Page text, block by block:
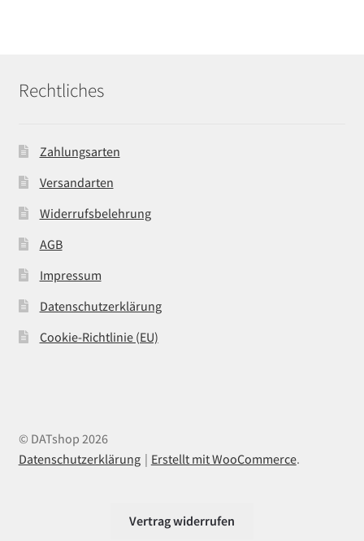
Rechtliches
Zahlungsarten
Versandarten
Widerrufsbelehrung
AGB
Impressum
Datenschutzerklärung
Cookie-Richtlinie (EU)
© DATshop 2026
Datenschutzerklärung
Erstellt mit WooCommerce.
Vertrag widerrufen